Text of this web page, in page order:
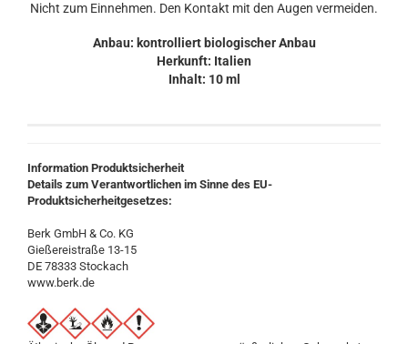
Nicht zum Einnehmen. Den Kontakt mit den Augen vermeiden.
Anbau: kontrolliert biologischer Anbau
Herkunft: Italien
Inhalt: 10 ml
Information Produktsicherheit
Details zum Verantwortlichen im Sinne des EU-
Produktsicherheitgesetzes:
Berk GmbH & Co. KG
Gießereistraße 13-15
DE 78333 Stockach
www.berk.de